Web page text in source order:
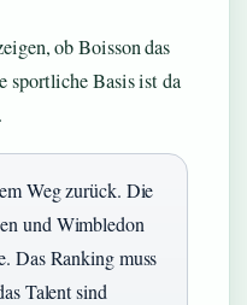
ob Boisson das
sportliche Basis ist da
Weg zurück. Die
und Wimbledon
Das Ranking muss
Talent sind